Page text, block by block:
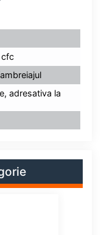
cfc
adresativa la